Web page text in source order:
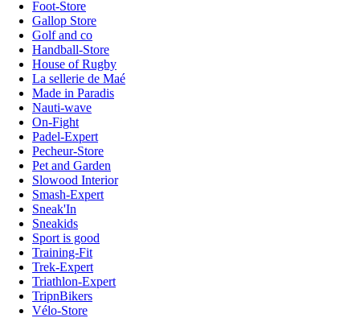
Foot-Store
Gallop Store
Golf and co
Handball-Store
House of Rugby
La sellerie de Maé
Made in Paradis
Nauti-wave
On-Fight
Padel-Expert
Pecheur-Store
Pet and Garden
Slowood Interior
Smash-Expert
Sneak'In
Sneakids
Sport is good
Training-Fit
Trek-Expert
Triathlon-Expert
TripnBikers
Vélo-Store